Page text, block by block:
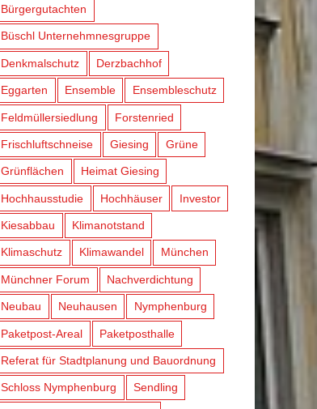
Bürgergutachten
Büschl Unternehmnesgruppe
Denkmalschutz Derzbachhof
Eggarten Ensemble Ensembleschutz
Feldmüllersiedlung Forstenried
Frischluftschneise Giesing Grüne
Grünflächen Heimat Giesing
Hochhausstudie Hochhäuser Investor
Kiesabbau Klimanotstand
Klimaschutz Klimawandel München
Münchner Forum Nachverdichtung
Neubau Neuhausen Nymphenburg
Paketpost-Areal Paketposthalle
Referat für Stadtplanung und Bauordnung
Schloss Nymphenburg Sendling